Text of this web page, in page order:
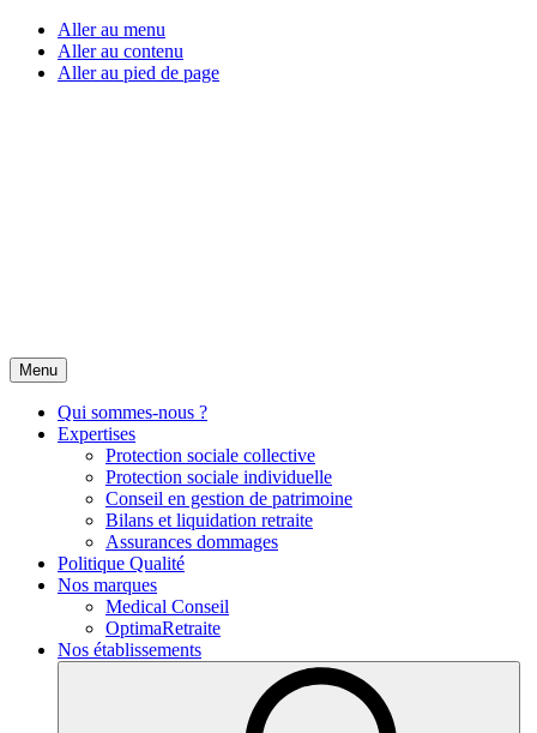
Aller au menu
Aller au contenu
Aller au pied de page
Menu
Qui sommes-nous ?
Expertises
Protection sociale collective
Protection sociale individuelle
Conseil en gestion de patrimoine
Bilans et liquidation retraite
Assurances dommages
Politique Qualité
Nos marques
Medical Conseil
OptimaRetraite
Nos établissements